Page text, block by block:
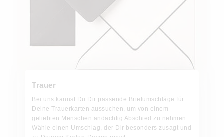
Trauer
Bei uns kannst Du Dir passende Briefumschläge für
Deine Trauerkarten aussuchen, um von einem
geliebten Menschen andächtig Abschied zu nehmen.
Wähle einen Umschlag, der Dir besonders zusagt und